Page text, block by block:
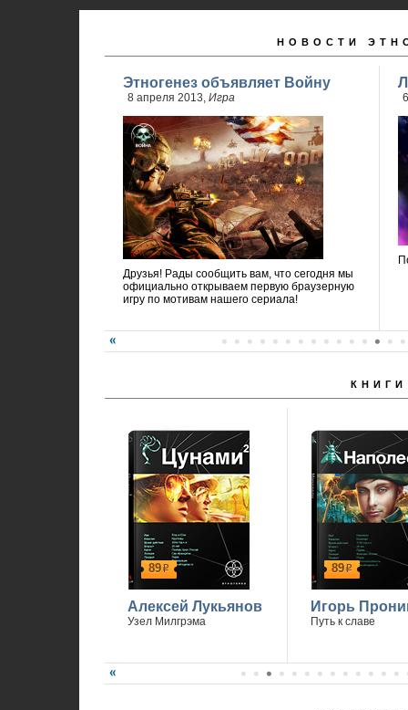
НОВОСТИ
Этногенез объявляет Войну
8 апреля 2013, Игра
Друзья! Рады сообщить вам, что сегодня мы
официально открываем первую браузерную
игру по мотивам нашего сериала!
КНИГИ
89р
Алексей Лукьянов
Узел Милгрэма
89р
Игорь
Путь к славе